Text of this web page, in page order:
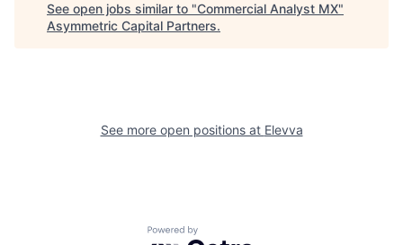
See open jobs similar to "Commercial Analyst MX"
Asymmetric Capital Partners.
See more open positions at Elevva
Powered by Getro.com